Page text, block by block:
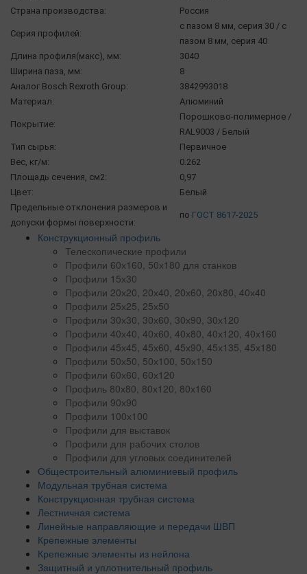
Страна производства:
Россия
Серия профилей:
с пазом 8 мм, серия 30 / с
пазом 8 мм, серия 40
Длина профиля(макс), мм:
3040
Ширина паза, мм:
8
Аналог Bosch Rexroth Group:
3842993018
Материал:
Алюминий
Покрытие:
Порошково-полимерное /
RAL9003 / Белый
Тип сырья:
Первичное
Вес, кг/м:
0.262
Площадь сечения, см2:
0,97
Цвет:
Белый
Предельные отклонения размеров и
допуски формы поверхности:
по ГОСТ 8617-2025
Конструкционный профиль
Телескопические профили
Профили 60х160, 50х180 для станков
Профили 15х30
Профили 20х20, 20х40, 20х60, 20x80, 40х40
Профили 25х25, 25х50
Профили 30х30, 30х60, 30х90, 30х120
Профили 40х40, 40х60, 40х80, 40х120, 40х160
Профили 45х45, 45х60, 45х90, 45х135, 45х180
Профили 50х50, 50х100, 50х150
Профили 60х60, 60х120
Профиль 80х80, 80х120, 80х160
Профили 90х90
Профили 100х100
Профили для выставок
Профили для рабочих столов
Профили для угловых соединителей
Общестроительный алюминиевый профиль
Модульная трубная система
Конструкционная трубная система
Лестничная система
Линейные направляющие и передачи ШВП
Крепежные элементы
Крепежные элементы из нейлона
Защитный и уплотнительный профиль